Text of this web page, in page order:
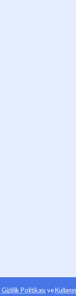
Gizlilik Politikası ve